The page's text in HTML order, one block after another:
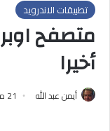
تطبيقات الاندرويد
متصفح اوبرا
أخيرا
أيمن عبد الله 21 مايو, 2013